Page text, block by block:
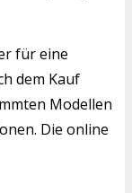
für eine
dem Kauf
Modellen
Die online